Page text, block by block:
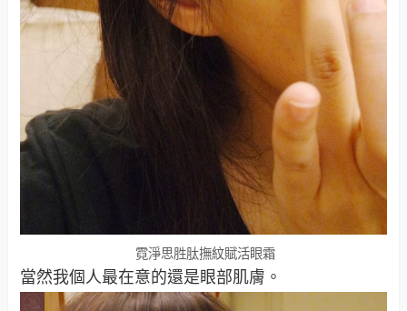
霓淨思胜肽撫紋賦活眼霜
當然我個人最在意的還是眼部肌膚。